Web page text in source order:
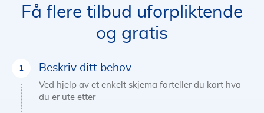
Få flere tilbud uforpliktende
og gratis
Beskriv ditt behov
Ved hjelp av et enkelt skjema forteller du kort hva
du er ute etter